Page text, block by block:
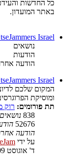
כל החדשות
באתר המועדון.
Israel
נושאים
הודעות
הודעה
Israel
המקום שלכם
ומוסיקת
תת פורומים: רוק
838 נושאים
52676
הודעה
על ידי
ד' אוגוסט 09, 2017 3:50 am